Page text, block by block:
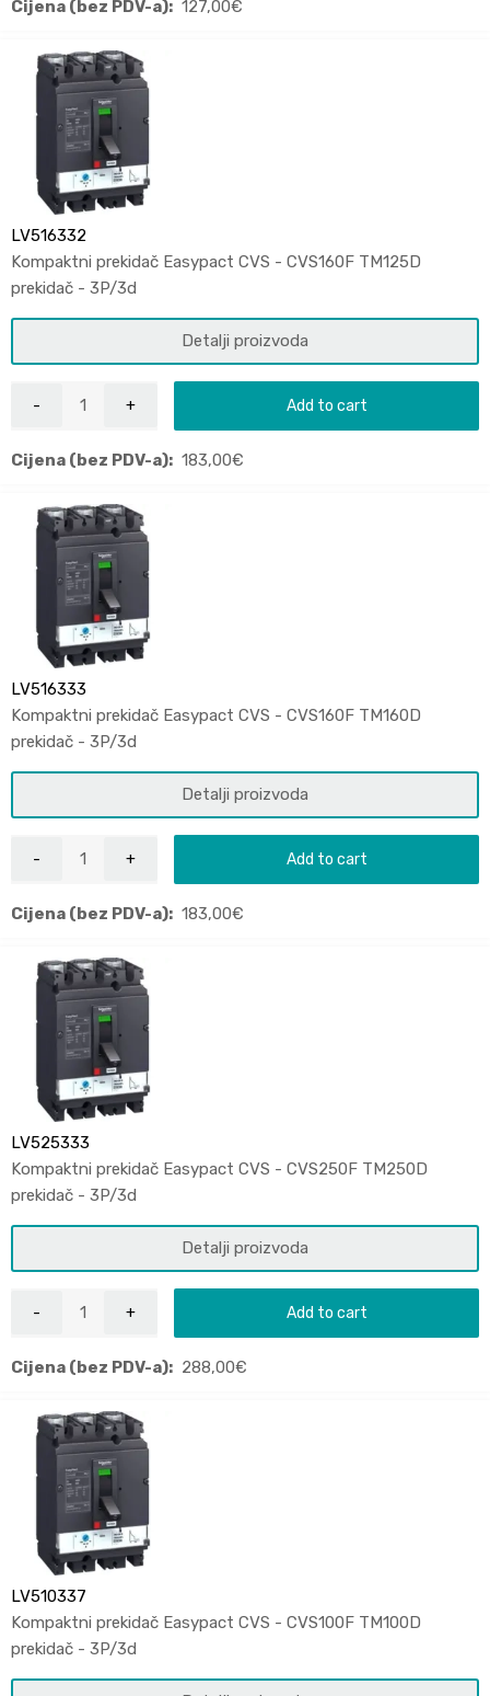
Cijena (bez PDV-a): 127,00€
LV516332
Kompaktni prekidač Easypact CVS - CVS160F TM125D
prekidač - 3P/3d
Detalji proizvoda
Add to cart
Cijena (bez PDV-a): 183,00€
LV516333
Kompaktni prekidač Easypact CVS - CVS160F TM160D
prekidač - 3P/3d
Detalji proizvoda
Add to cart
Cijena (bez PDV-a): 183,00€
LV525333
Kompaktni prekidač Easypact CVS - CVS250F TM250D
prekidač - 3P/3d
Detalji proizvoda
Add to cart
Cijena (bez PDV-a): 288,00€
LV510337
Kompaktni prekidač Easypact CVS - CVS100F TM100D
prekidač - 3P/3d